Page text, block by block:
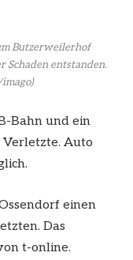
Butzerweilerhof
Schaden entstanden.
Bahn und ein
Verletzte. Auto
einen
Das
t-online.